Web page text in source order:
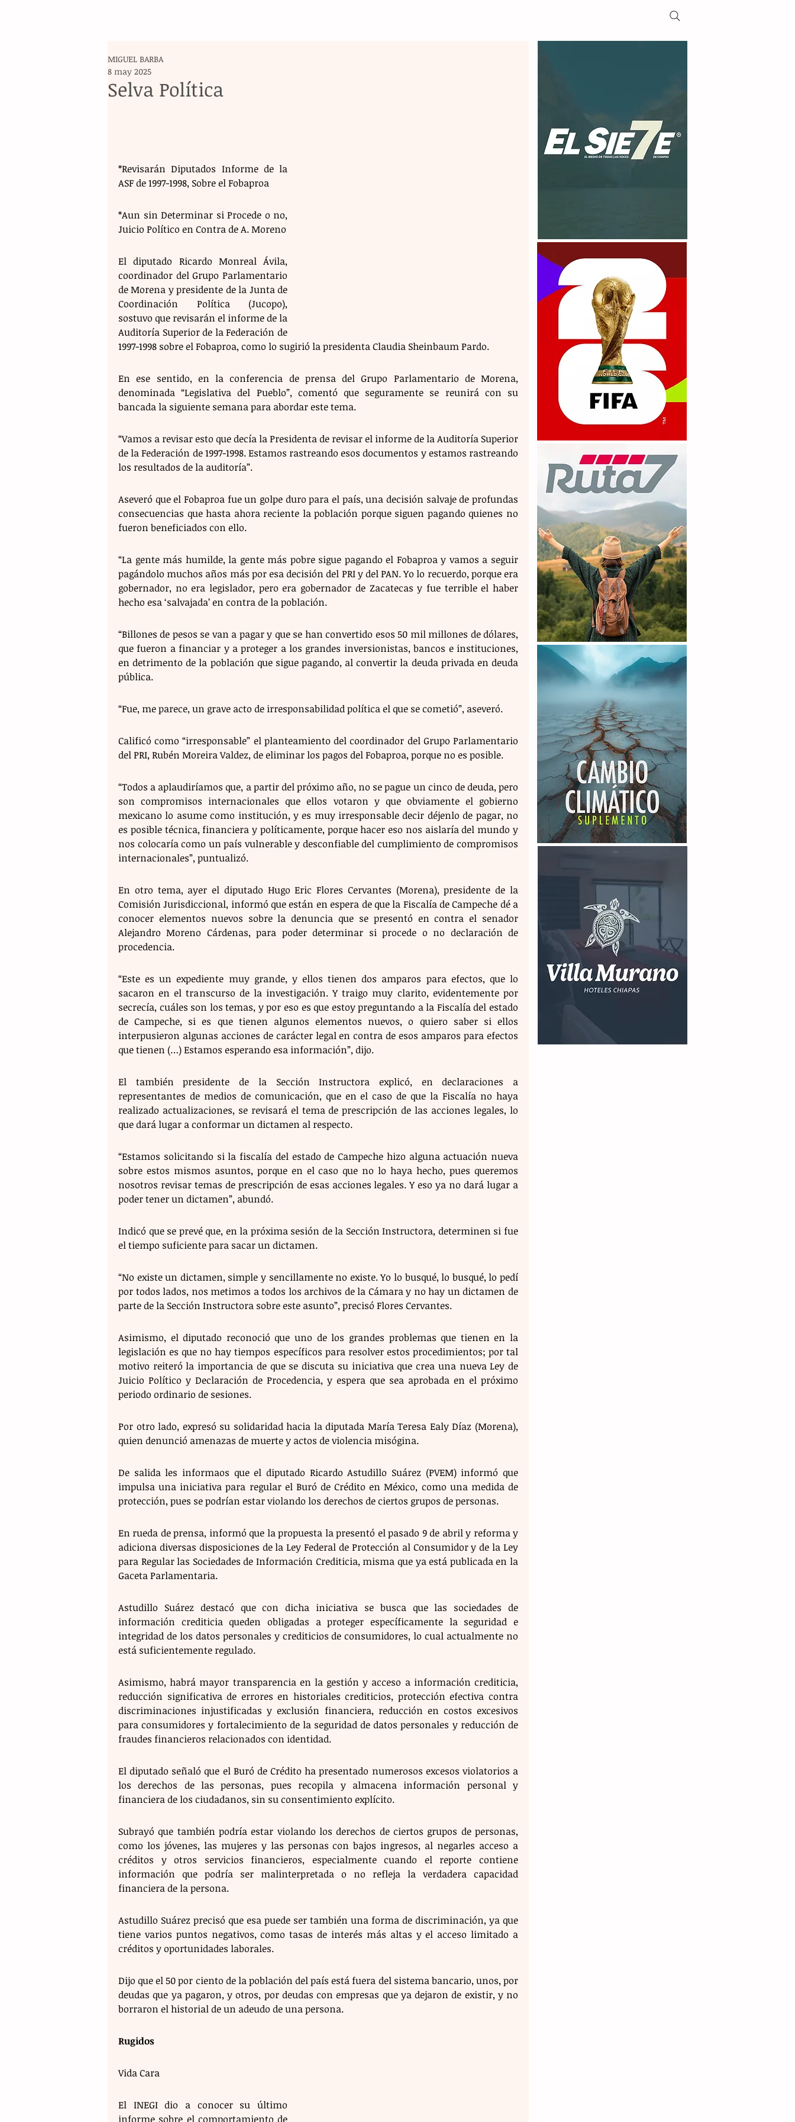
Selva Política
MIGUEL BARBA
8 may 2025
*Revisarán Diputados Informe de la
ASF de 1997-1998, Sobre el Fobaproa
*Aun sin Determinar si Procede o no,
Juicio Político en Contra de A. Moreno
El diputado Ricardo Monreal Ávila,
coordinador del Grupo Parlamentario
de Morena y presidente de la Junta de
Coordinación Política (Jucopo),
sostuvo que revisarán el informe de la
Auditoría Superior de la Federación de
1997-1998 sobre el Fobaproa, como lo sugirió la presidenta Claudia Sheinbaum Pardo.
En ese sentido, en la conferencia de prensa del Grupo Parlamentario de Morena,
denominada “Legislativa del Pueblo”, comentó que seguramente se reunirá con su
bancada la siguiente semana para abordar este tema.
“Vamos a revisar esto que decía la Presidenta de revisar el informe de la Auditoría Superior
de la Federación de 1997-1998. Estamos rastreando esos documentos y estamos rastreando
los resultados de la auditoría”.
Aseveró que el Fobaproa fue un golpe duro para el país, una decisión salvaje de profundas
consecuencias que hasta ahora reciente la población porque siguen pagando quienes no
fueron beneficiados con ello.
“La gente más humilde, la gente más pobre sigue pagando el Fobaproa y vamos a seguir
pagándolo muchos años más por esa decisión del PRI y del PAN. Yo lo recuerdo, porque era
gobernador, no era legislador, pero era gobernador de Zacatecas y fue terrible el haber
hecho esa ‘salvajada’ en contra de la población.
“Billones de pesos se van a pagar y que se han convertido esos 50 mil millones de dólares,
que fueron a financiar y a proteger a los grandes inversionistas, bancos e instituciones,
en detrimento de la población que sigue pagando, al convertir la deuda privada en deuda
pública.
“Fue, me parece, un grave acto de irresponsabilidad política el que se cometió”, aseveró.
Calificó como “irresponsable” el planteamiento del coordinador del Grupo Parlamentario
del PRI, Rubén Moreira Valdez, de eliminar los pagos del Fobaproa, porque no es posible.
“Todos a aplaudiríamos que, a partir del próximo año, no se pague un cinco de deuda, pero
son compromisos internacionales que ellos votaron y que obviamente el gobierno
mexicano lo asume como institución, y es muy irresponsable decir déjenlo de pagar, no
es posible técnica, financiera y políticamente, porque hacer eso nos aislaría del mundo y
nos colocaría como un país vulnerable y desconfiable del cumplimiento de compromisos
internacionales”, puntualizó.
En otro tema, ayer el diputado Hugo Eric Flores Cervantes (Morena), presidente de la
Comisión Jurisdiccional, informó que están en espera de que la Fiscalía de Campeche dé a
conocer elementos nuevos sobre la denuncia que se presentó en contra el senador
Alejandro Moreno Cárdenas, para poder determinar si procede o no declaración de
procedencia.
“Este es un expediente muy grande, y ellos tienen dos amparos para efectos, que lo
sacaron en el transcurso de la investigación. Y traigo muy clarito, evidentemente por
secrecía, cuáles son los temas, y por eso es que estoy preguntando a la Fiscalía del estado
de Campeche, si es que tienen algunos elementos nuevos, o quiero saber si ellos
interpusieron algunas acciones de carácter legal en contra de esos amparos para efectos
que tienen (…) Estamos esperando esa información”, dijo.
El también presidente de la Sección Instructora explicó, en declaraciones a
representantes de medios de comunicación, que en el caso de que la Fiscalía no haya
realizado actualizaciones, se revisará el tema de prescripción de las acciones legales, lo
que dará lugar a conformar un dictamen al respecto.
“Estamos solicitando si la fiscalía del estado de Campeche hizo alguna actuación nueva
sobre estos mismos asuntos, porque en el caso que no lo haya hecho, pues queremos
nosotros revisar temas de prescripción de esas acciones legales. Y eso ya no dará lugar a
poder tener un dictamen”, abundó.
Indicó que se prevé que, en la próxima sesión de la Sección Instructora, determinen si fue
el tiempo suficiente para sacar un dictamen.
“No existe un dictamen, simple y sencillamente no existe. Yo lo busqué, lo busqué, lo pedí
por todos lados, nos metimos a todos los archivos de la Cámara y no hay un dictamen de
parte de la Sección Instructora sobre este asunto”, precisó Flores Cervantes.
Asimismo, el diputado reconoció que uno de los grandes problemas que tienen en la
legislación es que no hay tiempos específicos para resolver estos procedimientos; por tal
motivo reiteró la importancia de que se discuta su iniciativa que crea una nueva Ley de
Juicio Político y Declaración de Procedencia, y espera que sea aprobada en el próximo
periodo ordinario de sesiones.
Por otro lado, expresó su solidaridad hacia la diputada María Teresa Ealy Díaz (Morena),
quien denunció amenazas de muerte y actos de violencia misógina.
De salida les informaos que el diputado Ricardo Astudillo Suárez (PVEM) informó que
impulsa una iniciativa para regular el Buró de Crédito en México, como una medida de
protección, pues se podrían estar violando los derechos de ciertos grupos de personas.
En rueda de prensa, informó que la propuesta la presentó el pasado 9 de abril y reforma y
adiciona diversas disposiciones de la Ley Federal de Protección al Consumidor y de la Ley
para Regular las Sociedades de Información Crediticia, misma que ya está publicada en la
Gaceta Parlamentaria.
Astudillo Suárez destacó que con dicha iniciativa se busca que las sociedades de
información crediticia queden obligadas a proteger específicamente la seguridad e
integridad de los datos personales y crediticios de consumidores, lo cual actualmente no
está suficientemente regulado.
Asimismo, habrá mayor transparencia en la gestión y acceso a información crediticia,
reducción significativa de errores en historiales crediticios, protección efectiva contra
discriminaciones injustificadas y exclusión financiera, reducción en costos excesivos
para consumidores y fortalecimiento de la seguridad de datos personales y reducción de
fraudes financieros relacionados con identidad.
El diputado señaló que el Buró de Crédito ha presentado numerosos excesos violatorios a
los derechos de las personas, pues recopila y almacena información personal y
financiera de los ciudadanos, sin su consentimiento explícito.
Subrayó que también podría estar violando los derechos de ciertos grupos de personas,
como los jóvenes, las mujeres y las personas con bajos ingresos, al negarles acceso a
créditos y otros servicios financieros, especialmente cuando el reporte contiene
información que podría ser malinterpretada o no refleja la verdadera capacidad
financiera de la persona.
Astudillo Suárez precisó que esa puede ser también una forma de discriminación, ya que
tiene varios puntos negativos, como tasas de interés más altas y el acceso limitado a
créditos y oportunidades laborales.
Dijo que el 50 por ciento de la población del país está fuera del sistema bancario, unos, por
deudas que ya pagaron, y otros, por deudas con empresas que ya dejaron de existir, y no
borraron el historial de un adeudo de una persona.
Rugidos
Vida Cara
El INEGI dio a conocer su último
informe sobre el comportamiento de